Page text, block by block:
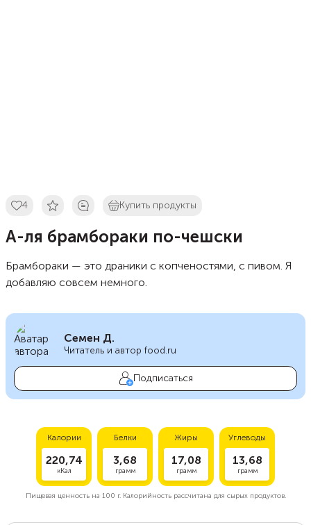
4 Купить продукты
А-ля брамбораки по-чешски
Брамбораки — это драники с копченостями, с пивом. Я
добавляю совсем немного.
Семен Д.
Читатель и автор food.ru
Подписаться
Калории
220,74
кКал
Белки
3,68
грамм
Жиры
17,08
грамм
Углеводы
13,68
грамм
Пищевая ценность на 100 г.Калорийность рассчитана для сырых продуктов.